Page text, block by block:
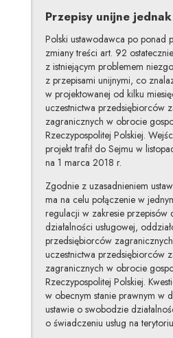
Przepisy unijne
Polski ustawodawca po ponad
zmiany treści art. 92
z istniejącym problemem
z przepisami unijnymi, co
w projektowanej od kilku
uczestnictwa przedsiębiorców
zagranicznych w obrocie
Rzeczypospolitej Polskiej.
projekt trafił do Sejmu w
na 1 marca 2018 r.
Zgodnie z uzasadnieniem
ma na celu połączenie w
regulacji w zakresie przepisów
działalności usługowej,
przedsiębiorców
uczestnictwa przedsiębiorców
zagranicznych w obrocie
Rzeczypospolitej Polskiej.
w obecnym stanie prawnym w
ustawie o swobodzie
o świadczeniu usług na